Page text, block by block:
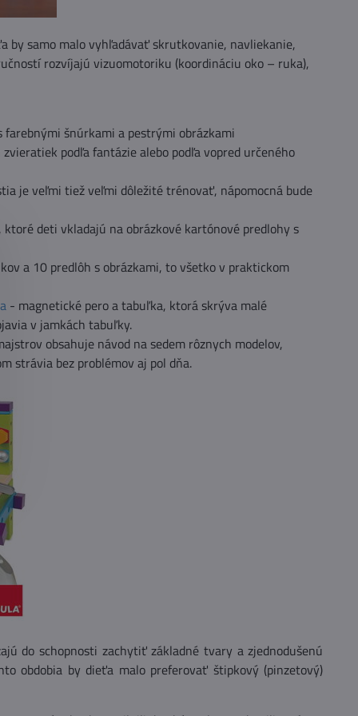
by samo malo vyhľadávať skrutkovanie, navliekanie,
rozvíjajú vizuomotoriku (koordináciu oko – ruka),
šnúrkami a pestrými obrázkami
podľa fantázie alebo podľa vopred určeného
je veľmi tiež veľmi dôležité trénovať, nápomocná bude
deti vkladajú na obrázkové kartónové predlohy s
a 10 predlôh s obrázkami, to všetko v praktickom
- magnetické pero a tabuľka, ktorá skrýva malé
v jamkách tabuľky.
obsahuje návod na sedem rôznych modelov,
strávia bez problémov aj pol dňa.
do schopnosti zachytiť základné tvary a zjednodušenú
obdobia by dieťa malo preferovať štipkový (pinzetový)